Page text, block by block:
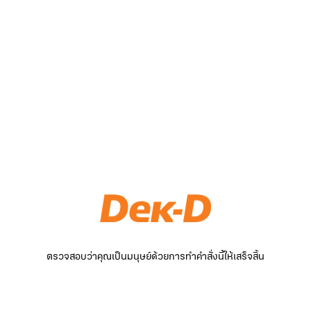
ตรวจสอบว่าคุณเป็นมนุษย์ด้วยการทำคำสั่งนี้ให้เสร็จสิ้น